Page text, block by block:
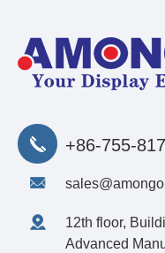
+86-755-
12th floor,
Advanced